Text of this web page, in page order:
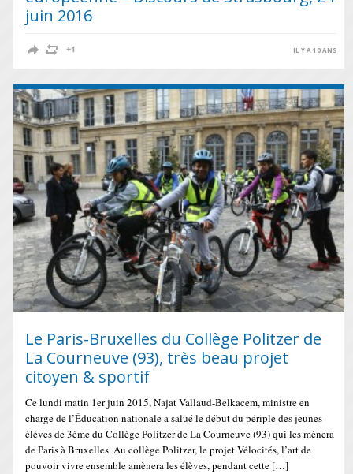
juin 2016
IL Y A 10 ANS
Le Paris-Bruxelles du Collège Politzer de
La Courneuve (93), très beau projet
citoyen & sportif
Ce lundi matin 1er juin 2015, Najat Vallaud-Belkacem, ministre en
charge de l’Éducation nationale a salué le début du périple des jeunes
élèves de 3ème du Collège Politzer de La Courneuve (93) qui les mènera
de Paris à Bruxelles. Au collège Politzer, le projet Vélocités, l’art de
pouvoir vivre ensemble amènera les élèves, pendant cette […]